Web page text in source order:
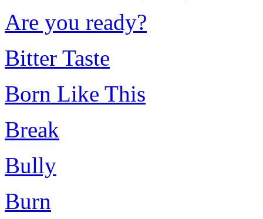
Are you ready?
Bitter Taste
Born Like This
Break
Bully
Burn